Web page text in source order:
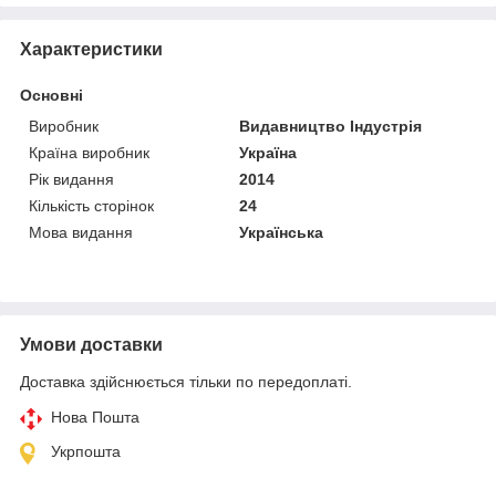
Характеристики
Основні
Виробник
Видавництво Індустрія
Країна виробник
Україна
Рік видання
2014
Кількість сторінок
24
Мова видання
Українська
Умови доставки
Доставка здійснюється тільки по передоплаті.
Нова Пошта
Укрпошта